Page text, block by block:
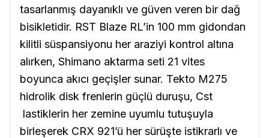
tasarlanmış dayanıklı ve güven veren bir dağ
bisikletidir. RST Blaze RL’in 100 mm gidondan
kilitli süspansiyonu her araziyi kontrol altına
alırken, Shimano aktarma seti 21 vites
boyunca akıcı geçişler sunar. Tekto M275
hidrolik disk frenlerin güçlü duruşu, Cst
lastiklerin her zemine uyumlu tutuşuyla
birleşerek CRX 921’ü her sürüşte istikrarlı ve